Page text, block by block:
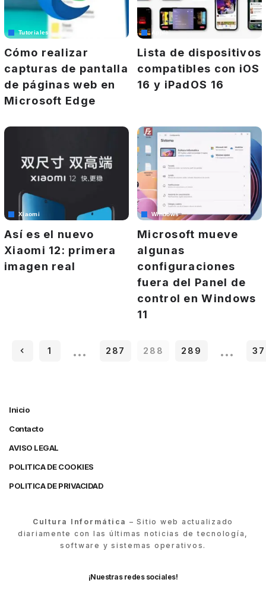
Tutoriales
Cómo realizar
capturas de pantalla
de páginas web en
Microsoft Edge
Apple
Lista de dispositivos
compatibles con iOS
16 y iPadOS 16
Xiaomi
Así es el nuevo
Xiaomi 12: primera
imagen real
Windows
Microsoft mueve
algunas
configuraciones
fuera del Panel de
control en Windows
11
1 … 287 288 289 …
Inicio
Contacto
AVISO LEGAL
POLITICA DE COOKIES
POLITICA DE PRIVACIDAD
Cultura Informática – Sitio web actualizado
diariamente con las últimas noticias de tecnología,
software y sistemas operativos.
¡Nuestras redes sociales!